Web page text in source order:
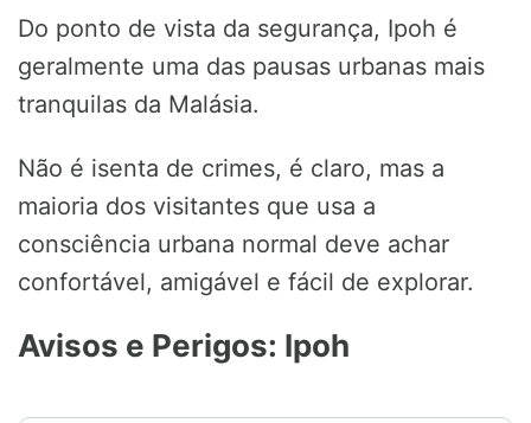
Do ponto de vista da segurança, Ipoh é
geralmente uma das pausas urbanas mais
tranquilas da Malásia.
Não é isenta de crimes, é claro, mas a
maioria dos visitantes que usa a
consciência urbana normal deve achar
confortável, amigável e fácil de explorar.
Avisos e Perigos: Ipoh